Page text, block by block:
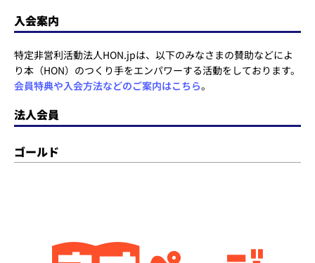
入会案内
特定非営利活動法人HON.jpは、以下のみなさまの賛助などによ
り本（HON）のつくり手をエンパワーする活動をしております。
会員特典や入会方法などのご案内はこちら。
法人会員
ゴールド